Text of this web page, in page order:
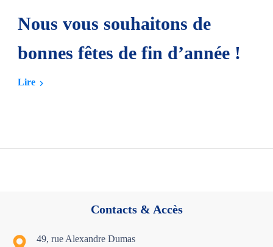
Nous vous souhaitons de
bonnes fêtes de fin d’année !
Lire
Contacts & Accès
49, rue Alexandre Dumas